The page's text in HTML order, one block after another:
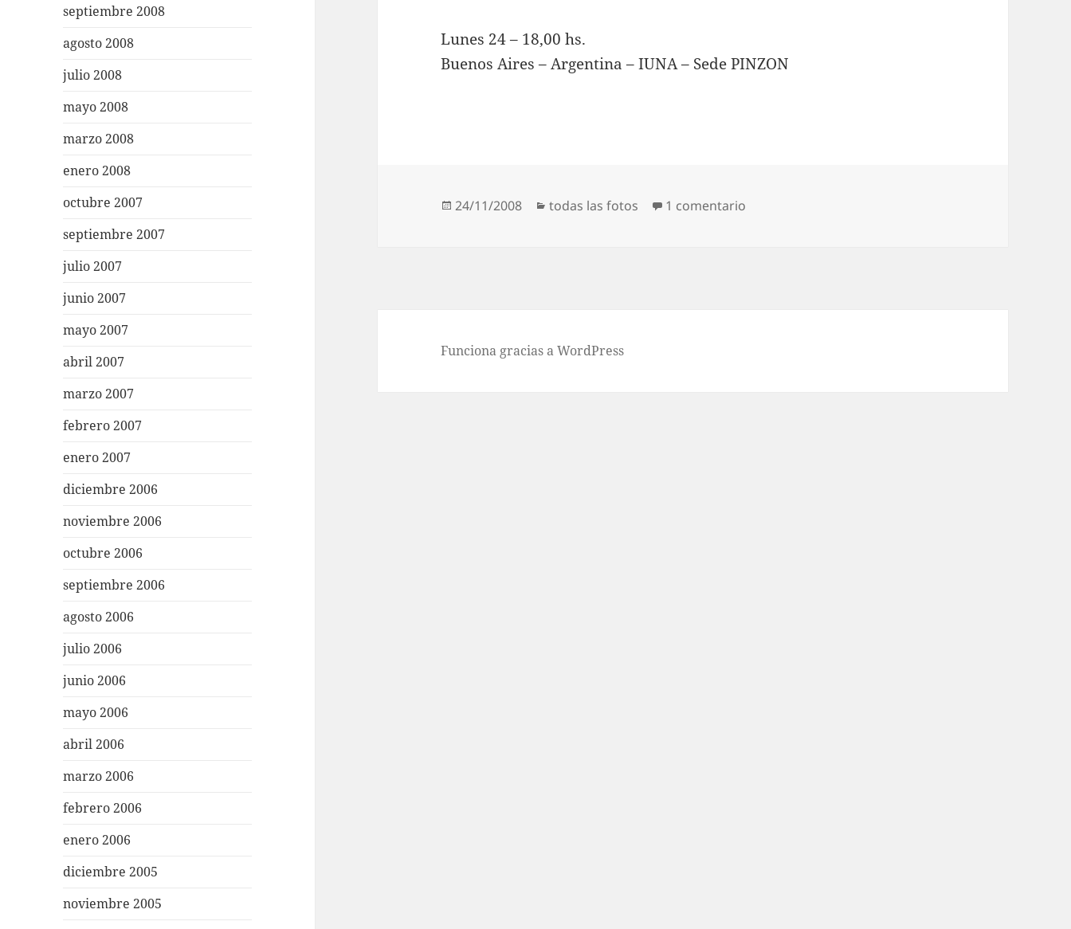
septiembre 2008
agosto 2008
julio 2008
mayo 2008
marzo 2008
enero 2008
octubre 2007
septiembre 2007
julio 2007
junio 2007
mayo 2007
abril 2007
marzo 2007
febrero 2007
enero 2007
diciembre 2006
noviembre 2006
octubre 2006
septiembre 2006
agosto 2006
julio 2006
junio 2006
mayo 2006
abril 2006
marzo 2006
febrero 2006
enero 2006
diciembre 2005
noviembre 2005
Lunes 24 – 18,00 hs.
Buenos Aires – Argentina – IUNA – Sede PINZON
Publicado
24/11/2008 Categorías
todas las fotos 1 comentario
Funciona gracias a WordPress